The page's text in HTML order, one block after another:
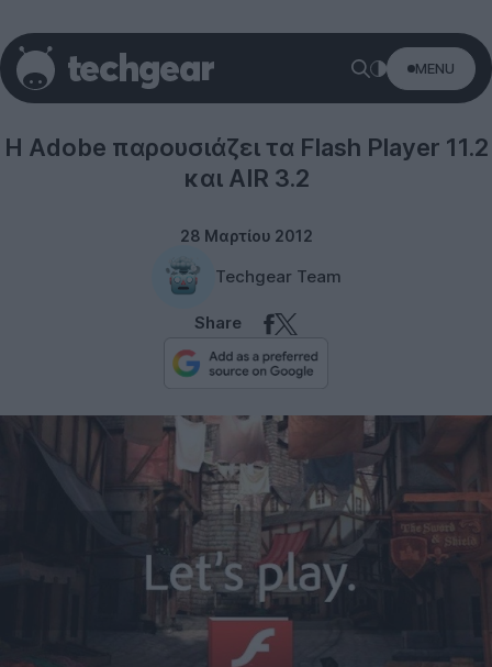
MENU
H Adobe παρουσιάζει τα Flash Player 11.2
και AIR 3.2
28 Μαρτίου 2012
Techgear Team
Share